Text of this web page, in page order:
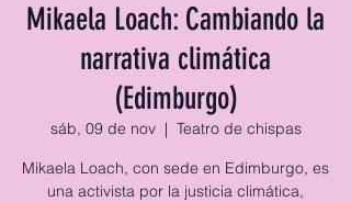
Mikaela Loach: Cambiando la
narrativa climática
(Edimburgo)
sáb, 09 de nov
  |
Teatro de chispas
Mikaela Loach, con sede en Edimburgo, es
una activista por la justicia climática,